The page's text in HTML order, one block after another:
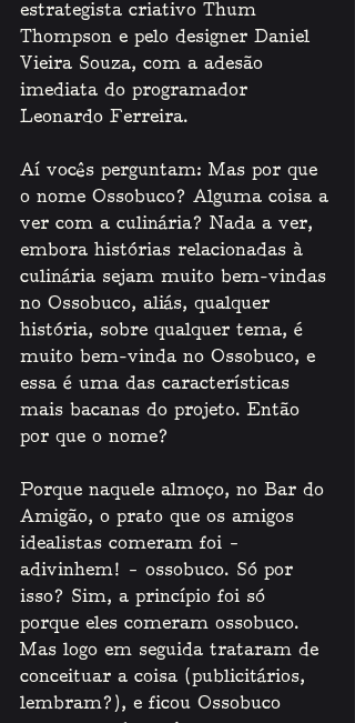
estrategista criativo Thum
Thompson e pelo designer Daniel
Vieira Souza, com a adesão
imediata do programador
Leonardo Ferreira.
Aí vocês perguntam: Mas por que
o nome Ossobuco? Alguma coisa a
ver com a culinária? Nada a ver,
embora histórias relacionadas à
culinária sejam muito bem-vindas
no Ossobuco, aliás, qualquer
história, sobre qualquer tema, é
muito bem-vinda no Ossobuco, e
essa é uma das características
mais bacanas do projeto. Então
por que o nome?
Porque naquele almoço, no Bar do
Amigão, o prato que os amigos
idealistas comeram foi –
adivinhem! – ossobuco. Só por
isso? Sim, a princípio foi só
porque eles comeram ossobuco.
Mas logo em seguida trataram de
conceituar a coisa (publicitários,
lembram?), e ficou Ossobuco